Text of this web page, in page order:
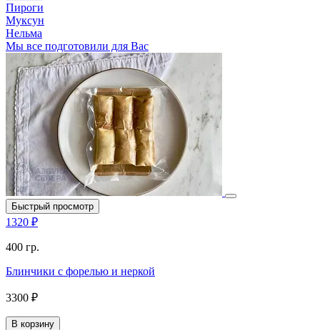
Пироги
Муксун
Нельма
Мы все подготовили для Вас
Быстрый просмотр
1320 ₽
400 гр.
Блинчики с форелью и неркой
3300 ₽
В корзину